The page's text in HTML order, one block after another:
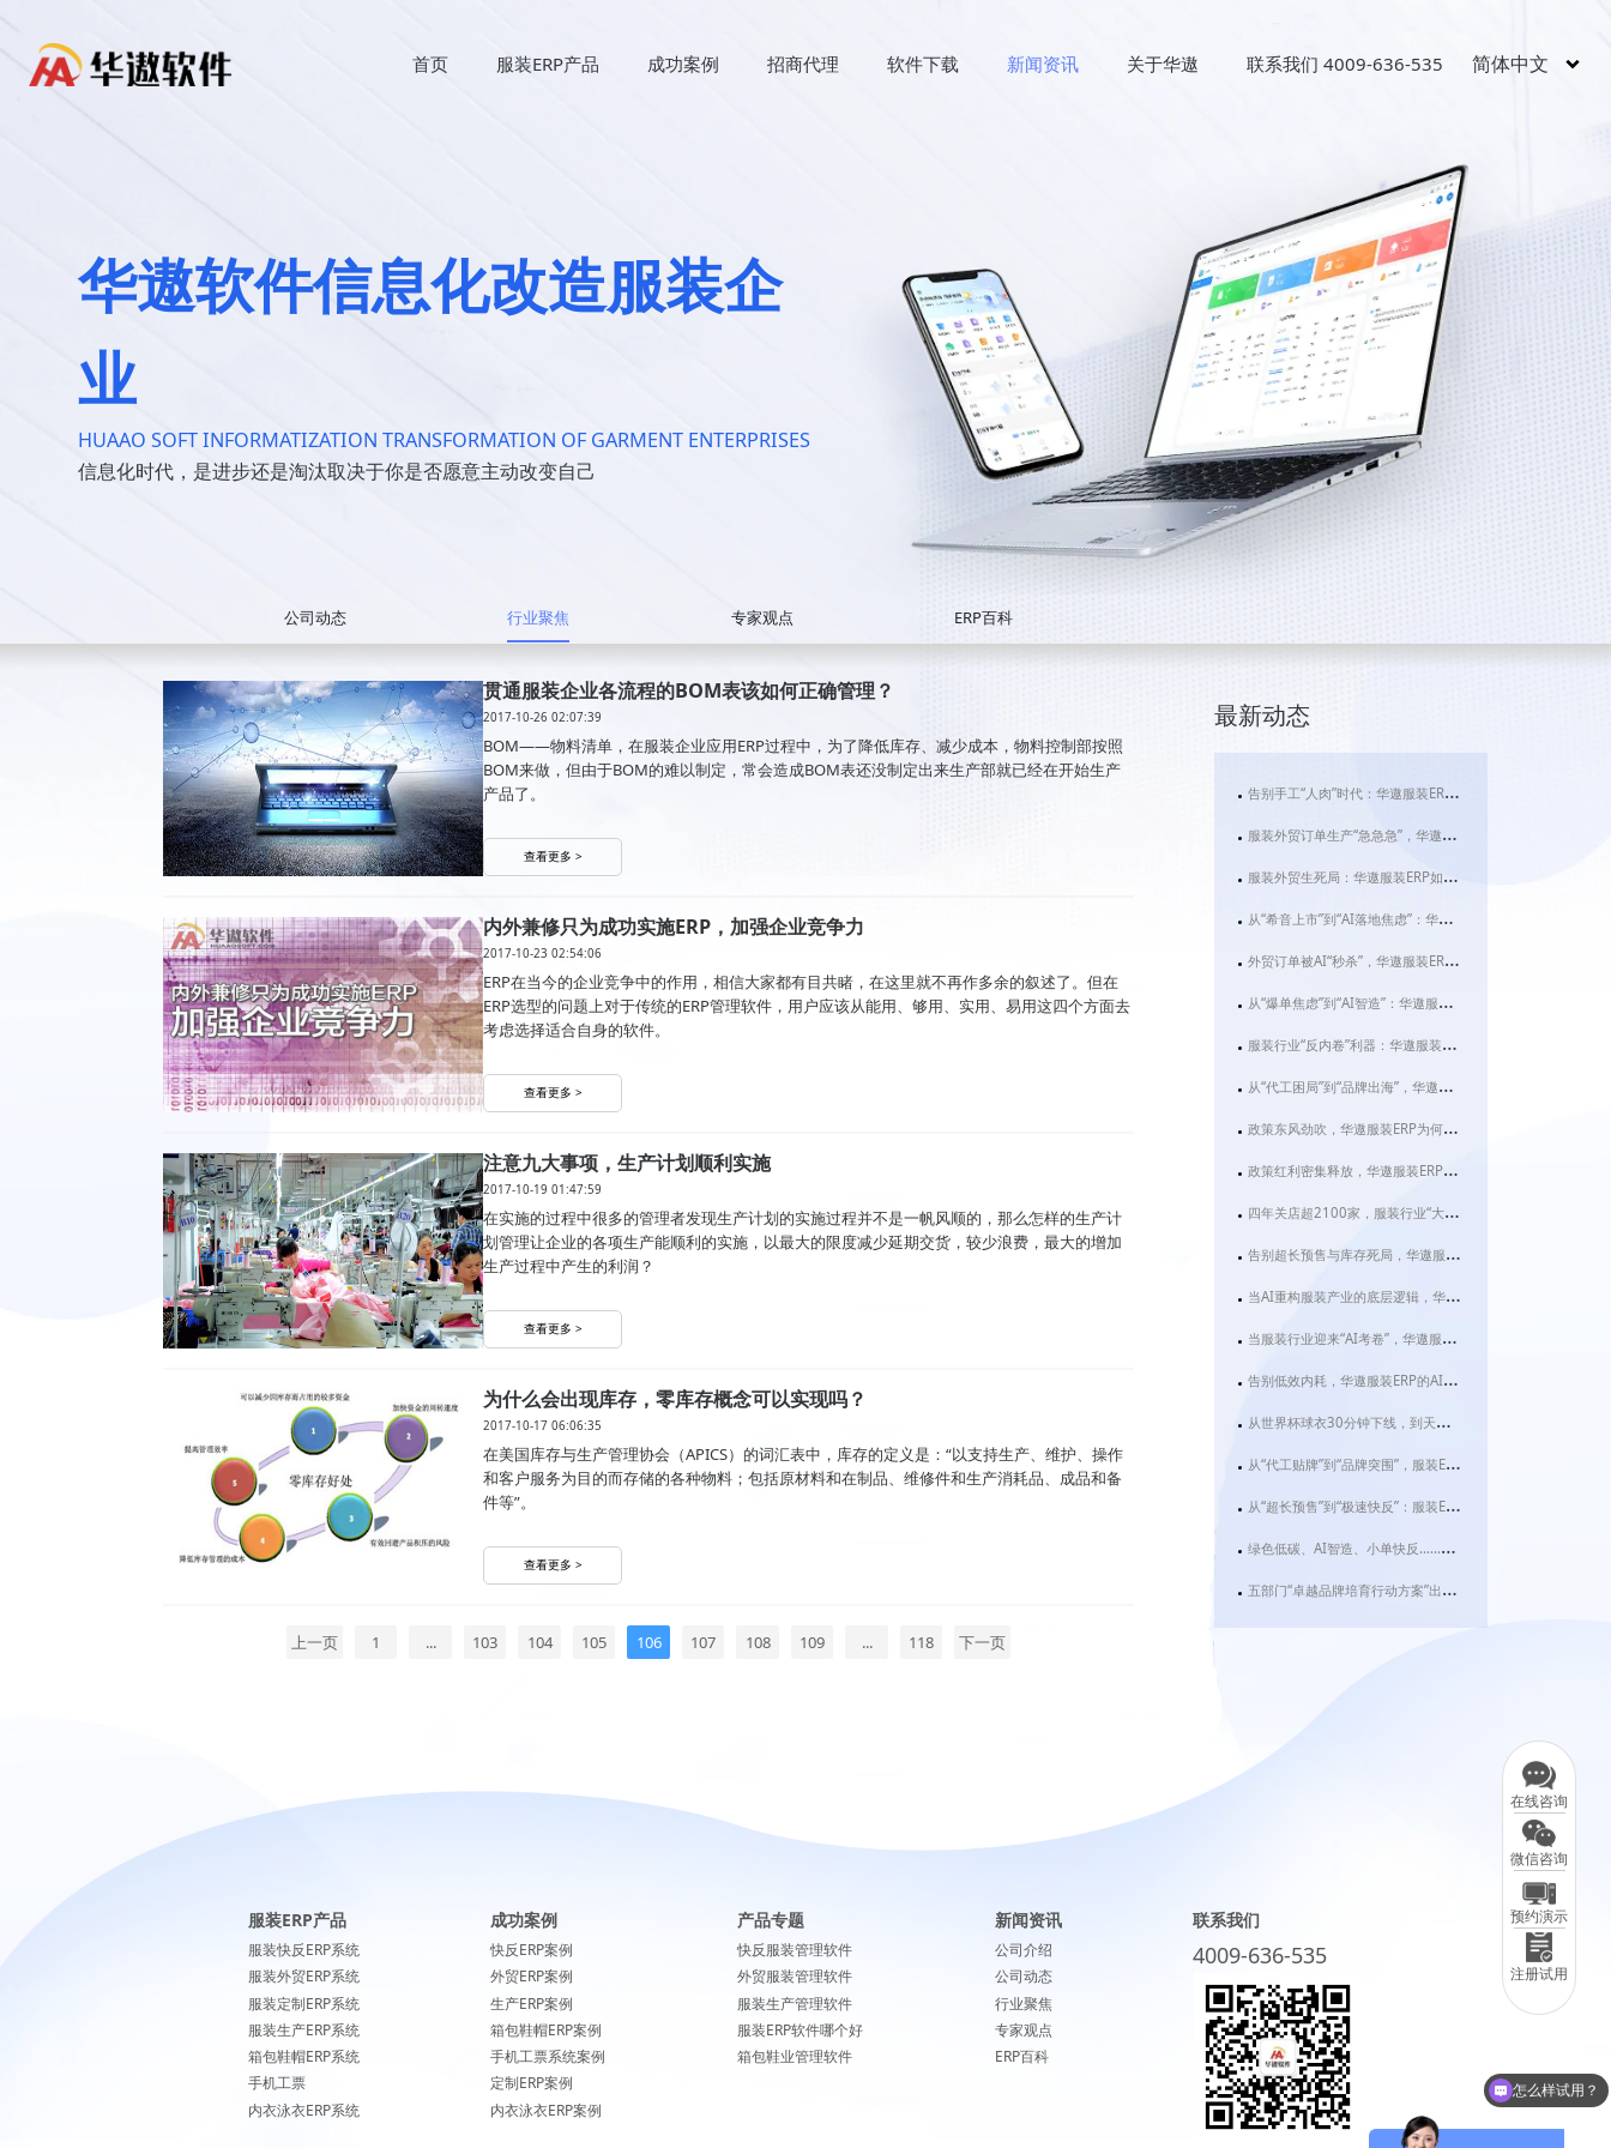
首页 服装ERP产品 成功案例 招商代理 软件下载 新闻资讯 关于华遨 联系我们 4009-636-535 简体中文
华遨软件信息化改造服装企
业
HUAAO SOFT INFORMATIZATION TRANSFORMATION OF GARMENT ENTERPRISES
信息化时代，是进步还是淘汰取决于你是否愿意主动改变自己
公司动态 行业聚焦 专家观点 ERP百科
贯通服装企业各流程的BOM表该如何正确管理？
2017-10-26 02:07:39
BOM——物料清单，在服装企业应用ERP过程中，为了降低库存、减少成本，物料控制部按照
BOM来做，但由于BOM的难以制定，常会造成BOM表还没制定出来生产部就已经在开始生产
产品了。
查看更多 >
内外兼修只为成功实施ERP，加强企业竞争力
2017-10-23 02:54:06
ERP在当今的企业竞争中的作用，相信大家都有目共睹，在这里就不再作多余的叙述了。但在
ERP选型的问题上对于传统的ERP管理软件，用户应该从能用、够用、实用、易用这四个方面去
考虑选择适合自身的软件。
查看更多 >
注意九大事项，生产计划顺利实施
2017-10-19 01:47:59
在实施的过程中很多的管理者发现生产计划的实施过程并不是一帆风顺的，那么怎样的生产计
划管理让企业的各项生产能顺利的实施，以最大的限度减少延期交货，较少浪费，最大的增加
生产过程中产生的利润？
查看更多 >
为什么会出现库存，零库存概念可以实现吗？
2017-10-17 06:06:35
在美国库存与生产管理协会（APICS）的词汇表中，库存的定义是：“以支持生产、维护、操作
和客户服务为目的而存储的各种物料；包括原材料和在制品、维修件和生产消耗品、成品和备
件等”。
查看更多 >
上一页 1 ... 103 104 105 106 107 108 109 ... 118 下一页
最新动态
告别手工“人肉”时代：华遨服装ERP如何用AI赋能服装外贸与生产新未来
服装外贸订单生产“急急急”，华遨服装ERP系统用AI拆解行业“生死时速”
服装外贸生死局：华遨服装ERP如何用AI拆解“快反”与“碎片化”难题？
从“希音上市”到“AI落地焦虑”：华遨服装ERP如何成为服装企业破局的数字基建
外贸订单被AI“秒杀”，华遨服装ERP用技术重构服装行业利润新法则
从“爆单焦虑”到“AI智造”：华遨服装ERP如何让服装企业告别“肉身管理”时代
服装行业“反内卷”利器：华遨服装ERP，如何让您的企业利润实现飞跃式增长？
从“代工困局”到“品牌出海”，华遨服装ERP如何为服装企业装上数智化“引擎”？
政策东风劲吹，华遨服装ERP为何成为服装企业数字化转型的“必选项”？
政策红利密集释放，华遨服装ERP系统助力服装企业抢占数智化转型先机
四年关店超2100家，服装行业“大店化”转型背后：华遨服装ERP如何破解效率困局？
告别超长预售与库存死局，华遨服装ERP正让服装企业跑出智造加速度
当AI重构服装产业的底层逻辑，华遨服装ERP如何让“快反”不再只是一句口号？
当服装行业迎来“AI考卷”，华遨服装ERP用这两项功能交出满分答案
告别低效内耗，华遨服装ERP的AI助手如何让服装老板“躺赢”？
从世界杯球衣30分钟下线，到天门千亿服装产业：华遨服装ERP为何成为2026服装企业的“数字必修课”？
从“代工贴牌”到“品牌突围”，服装ERP成织造金三角的“数字粘合剂”
从“超长预售”到“极速快反”：服装ERP才是品牌破局的关键变量
绿色低碳、AI智造、小单快反……2026服装行业大变局下，为什么你的企业急需一套真正的服装ERP？
五部门“卓越品牌培育行动方案”出台，服装企业如何借华遨ERP抢占先机？
服装ERP产品
服装快反ERP系统
服装外贸ERP系统
服装定制ERP系统
服装生产ERP系统
箱包鞋帽ERP系统
手机工票
内衣泳衣ERP系统
成功案例
快反ERP案例
外贸ERP案例
生产ERP案例
箱包鞋帽ERP案例
手机工票系统案例
定制ERP案例
内衣泳衣ERP案例
产品专题
快反服装管理软件
外贸服装管理软件
服装生产管理软件
服装ERP软件哪个好
箱包鞋业管理软件
新闻资讯
公司介绍
公司动态
行业聚焦
专家观点
ERP百科
联系我们
4009-636-535
在线咨询
微信咨询
预约演示
注册试用
怎么样试用？